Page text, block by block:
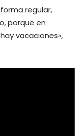
regular,
porque en
vacaciones»,